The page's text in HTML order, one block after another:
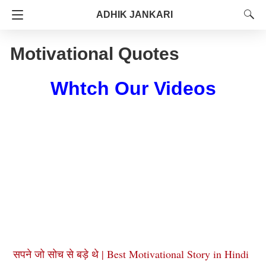
ADHIK JANKARI
Motivational Quotes
Whtch Our Videos
सपने जो सोच से बड़े थे | Best Motivational Story in Hindi